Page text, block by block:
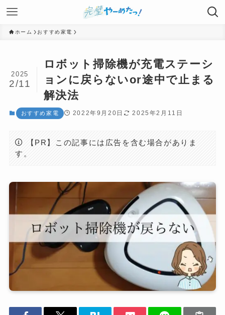
ホーム おすすめ家電
ロボット掃除機が充電ステーシ
ョンに戻らないor途中で止まる
解決法
2025
2/11
おすすめ家電 2022年9月20日 2025年2月11日
【PR】この記事には広告を含む場合がありま
す。